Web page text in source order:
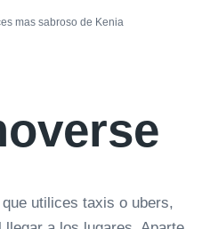
mas sabroso de Kenia
utilices taxis o ubers,